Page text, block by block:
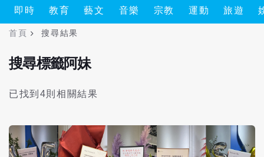
即時 教育 藝文 音樂 宗教 運動 旅遊
首頁 搜尋結果
搜尋標籤阿妹
已找到4則相關結果